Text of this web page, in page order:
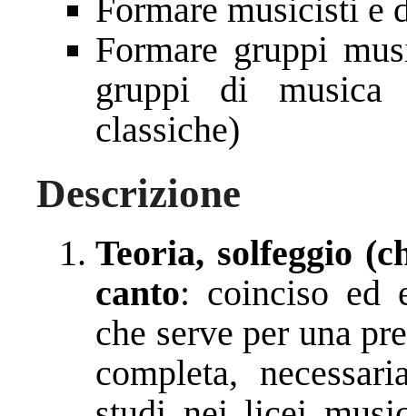
Formare musicisti e
Formare gruppi
gruppi di musica
classiche)
Descrizione
Teoria, solfeggio
canto: coinciso ed
che serve per una
completa,